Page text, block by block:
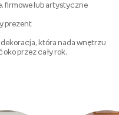
firmowe lub artystyczne
prezent
która nada wnętrzu
przez cały rok.